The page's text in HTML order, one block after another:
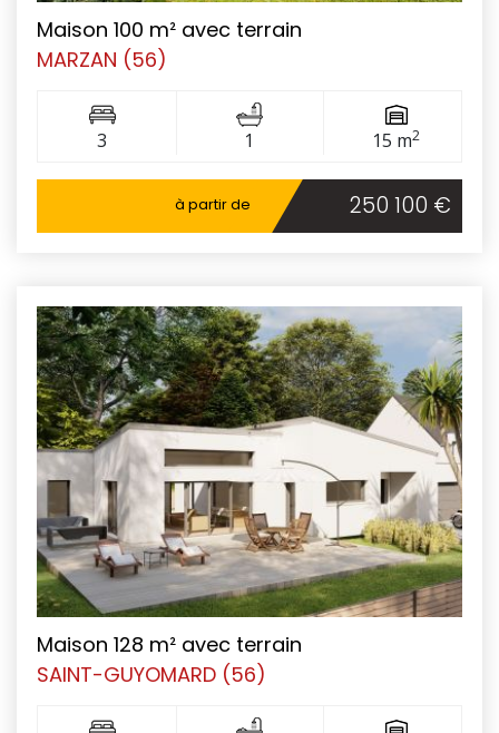
Maison 100 m² avec terrain
MARZAN (56)
3 1 15 m2
à partir de 250 100 €
Maison 128 m² avec terrain
SAINT-GUYOMARD (56)